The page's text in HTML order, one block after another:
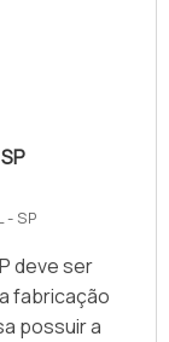
- SP
deve ser
fabricação
possuir a